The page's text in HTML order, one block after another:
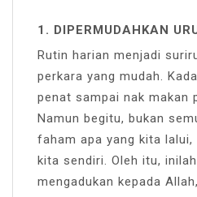
1. DIPERMUDAHKAN
Rutin harian menjadi
perkara yang mudah.
penat sampai nak makan
Namun begitu, bukan
faham apa yang kita lalui,
kita sendiri. Oleh itu,
mengadukan kepada